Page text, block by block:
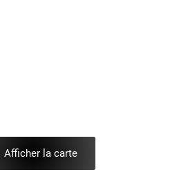
Afficher la carte